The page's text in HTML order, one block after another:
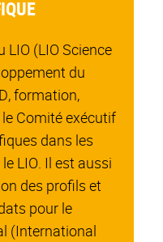
LIO (LIO Science
du
formation,
Comité exécutif
dans les
LIO. Il est aussi
des profils et
pour le
(International